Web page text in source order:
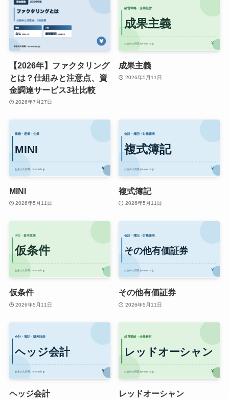
【2026年】ファクタリング
とは？仕組みと注意点、資
金調達サービス3社比較
2026年7月27日
成果主義
2026年5月11日
MINI
2026年5月11日
複式簿記
2026年5月11日
仮条件
2026年5月11日
その他有価証券
2026年5月11日
ヘッジ会計 レッドオーシャン